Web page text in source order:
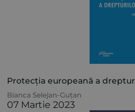
Protecția europeană a
Bianca Selejan-Guțan
07 Martie 2023